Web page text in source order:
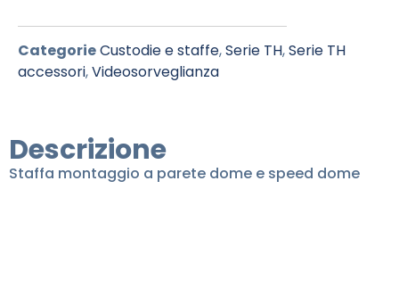
CategorieCustodie e staffe,Serie TH,Serie TH
accessori,Videosorveglianza
Descrizione
Staffa montaggio a parete dome e speed dome